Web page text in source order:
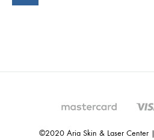
©2020 Aria Skin & Laser Center |